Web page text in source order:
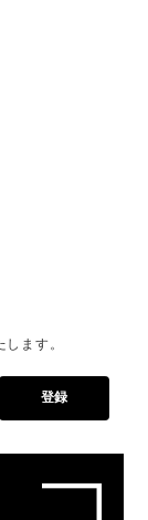
ます。
登録